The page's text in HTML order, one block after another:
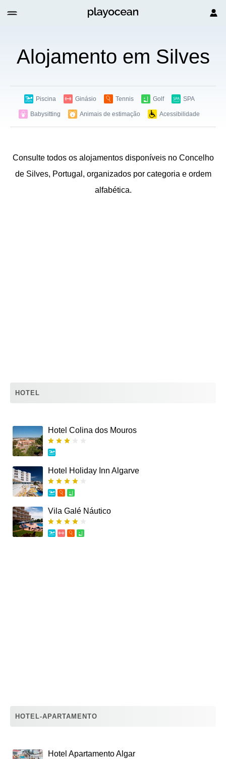
Alojamento em Silves
Piscina Ginásio Tennis Golf SPA
Babysitting Animais de estimação Acessibilidade
Consulte todos os alojamentos disponíveis no Concelho
de Silves, Portugal, organizados por categoria e ordem
alfabética.
HOTEL
Hotel Colina dos Mouros
Hotel Holiday Inn Algarve
Vila Galé Náutico
HOTEL-APARTAMENTO
Hotel Apartamento Algar